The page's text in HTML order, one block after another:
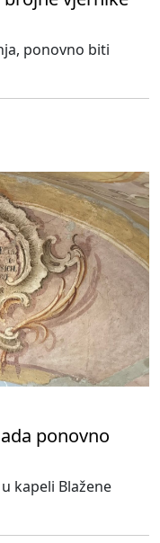
ponovno biti
ponovno
kapeli Blažene